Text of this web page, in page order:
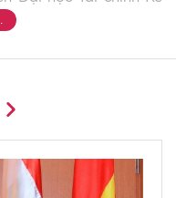
sinh tại Đại học Kinh
Vụ trưởng, sau là Vụ
Bộ Tài chính.